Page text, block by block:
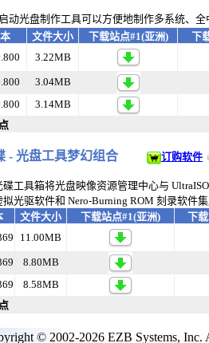
启动光盘制作工具可以方便地制作多系统、全
文件大小 下载站点#1(亚洲) 下
3.22MB
3.04MB
3.14MB
- 光盘工具梦幻组合 订购软件
碟工具箱将光盘映像资源管理中心与
拟光驱软件和 Nero-Burning ROM 刻录软件
文件大小 下载站点#1(亚洲) 下
11.00MB
8.80MB
8.58MB
© 2002-2026 EZB Systems, Inc.